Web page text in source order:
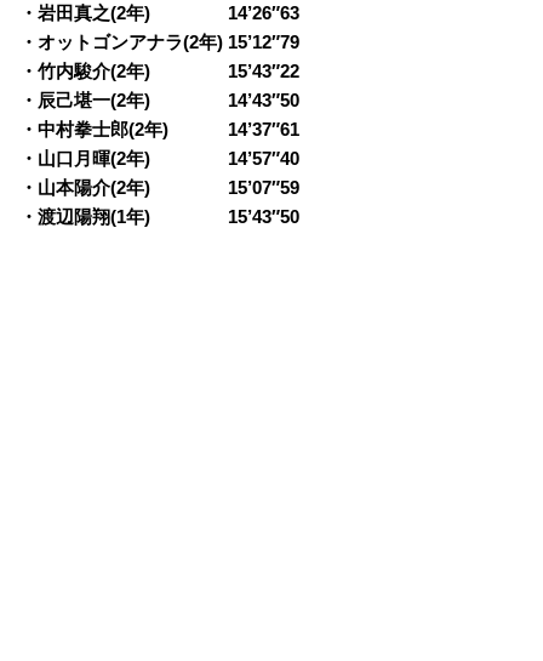
・岩田真之(2年) 14’26″63
・オットゴンアナラ(2年) 15’12″79
・竹内駿介(2年) 15’43″22
・辰己堪一(2年) 14’43″50
・中村拳士郎(2年) 14’37″61
・山口月暉(2年) 14’57″40
・山本陽介(2年) 15’07″59
・渡辺陽翔(1年) 15’43″50